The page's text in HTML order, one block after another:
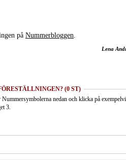
på Nummerbloggen
Lena
(0 ST)
nedan och klicka på
3.